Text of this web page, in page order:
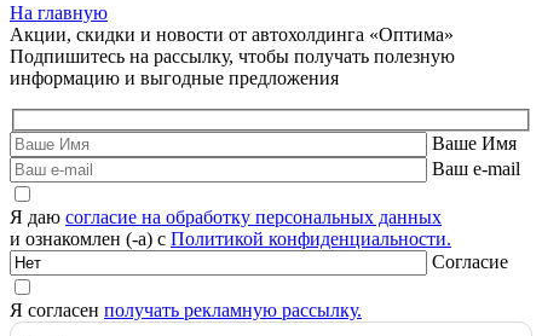
На главную
Акции, скидки и новости от автохолдинга «Оптима»
Подпишитесь на рассылку, чтобы получать полезную
информацию и выгодные предложения
Ваше Имя
Ваш e-mail
Я даю согласие на обработку персональных данных
и ознакомлен (-а) с Политикой конфиденциальности.
Согласие
Я согласен получать рекламную рассылку.